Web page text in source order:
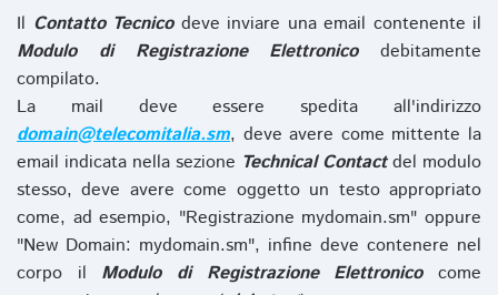
Il Contatto Tecnicodeve inviare una email contenente il
Modulo di Registrazione Elettronicodebitamente
compilato.
La mail deve essere spedita all'indirizzo
domain@telecomitalia.sm, deve avere come mittente la
email indicata nella sezione Technical Contactdel modulo
stesso, deve avere come oggetto un testo appropriato
come, ad esempio, "Registrazione mydomain.sm" oppure
"New Domain: mydomain.sm", infine deve contenere nel
corpo il Modulo di Registrazione Elettronicocome